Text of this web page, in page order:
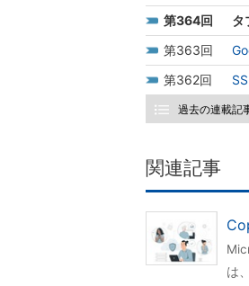
364
タ
363
362
過去の連載記
関連記事
は